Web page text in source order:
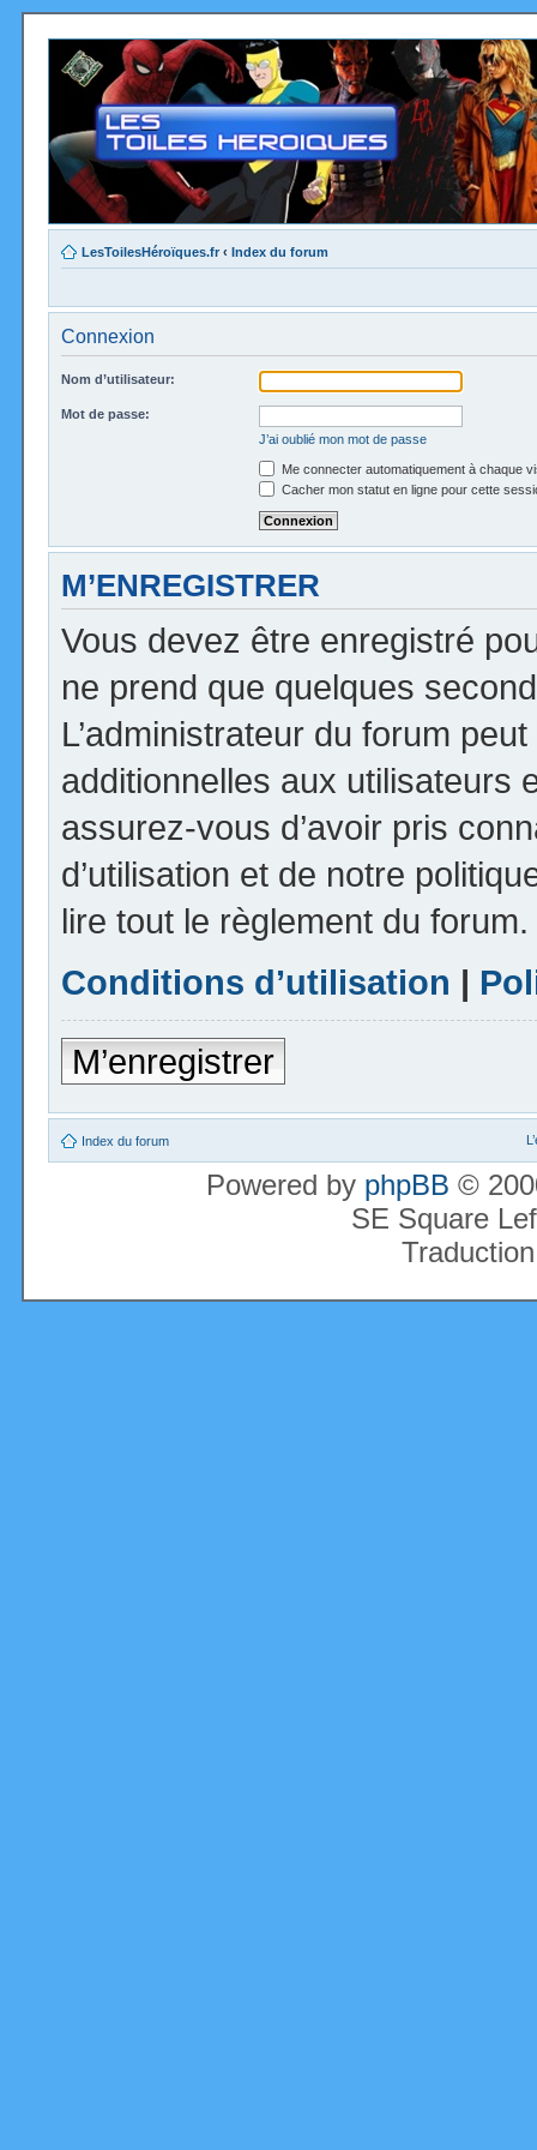
LesToilesHéroïques.fr ‹ Index du forum
Connexion
Nom d’utilisateur:
Mot de passe:
J’ai oublié mon mot de passe
Me connecter automatiquement à chaque
Cacher mon statut en ligne pour cette
M’ENREGISTRER
Vous devez être enregistré
ne prend que quelques
L’administrateur du forum
additionnelles aux utilisateurs
assurez-vous d’avoir pris
d’utilisation et de notre
lire tout le règlement du forum.
Conditions d’utilisation |
M’enregistrer
Index du forum
Powered by phpBB ©
SE Square